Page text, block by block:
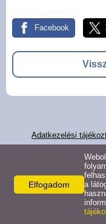
Alsórajk
EFOP-1.5.2-16-
Facebook
Adatkezelési
Elfogadom
a